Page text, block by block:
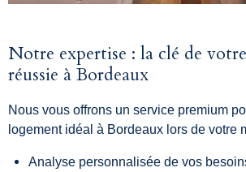
Notre expertise : la clé de
réussie à Bordeaux
Nous vous offrons un service premium
logement idéal à Bordeaux lors de votre
Analyse personnalisée de vos